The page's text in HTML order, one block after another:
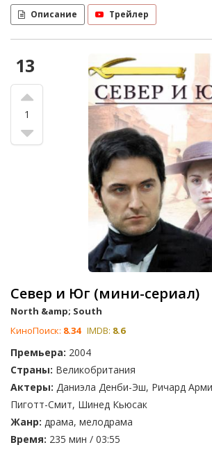
Описание Трейлер
13
1
Север и Юг (мини-сериал)
North &amp; South
КиноПоиск: 8.34 IMDB: 8.6
Премьера: 2004
Страны: Великобритания
Актеры: Даниэла Денби-Эш, Ричард
Пиготт-Смит, Шинед Кьюсак
Жанр: драма, мелодрама
Время: 235 мин / 03:55